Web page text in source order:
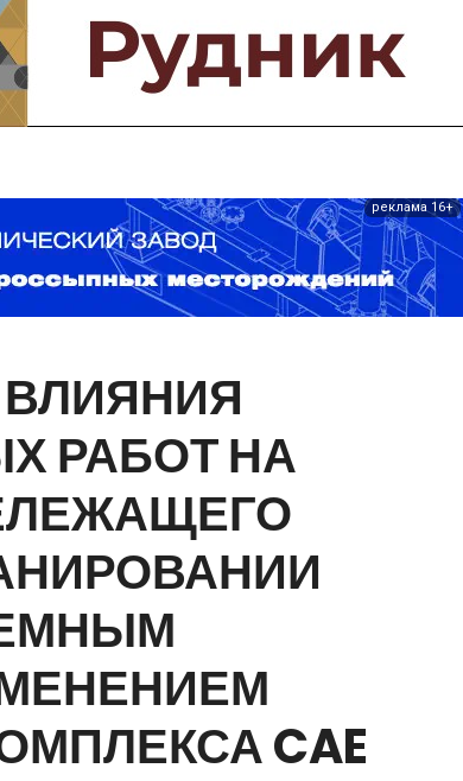
Интервью
Выставки, Конференции
Женщины в горном деле
реклама 16+
ВЛИЯНИЯ
РАБОТНА
CAE